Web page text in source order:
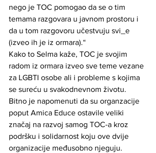
nego je TOC pomogao da se o tim
temama razgovara u javnom prostoru i
da u tom razgovoru učestvuju svi_e
(izveo ih je iz ormara).“
Kako to Selma kaže, TOC je svojim
radom iz ormara izveo sve teme vezane
za LGBTI osobe ali i probleme s kojima
se sureću u svakodnevnom životu.
Bitno je napomenuti da su organzacije
poput Amica Educe ostavile veliki
značaj na razvoj samog TOC-a kroz
podršku i solidarnost koju ove dvije
organizacije međusobno njeguju.